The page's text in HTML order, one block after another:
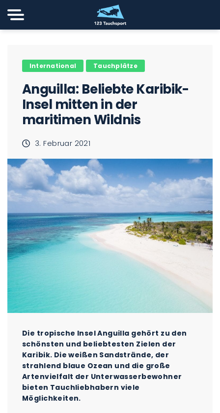
International Tauchplätze
Anguilla: Beliebte Karibik-
Insel mitten in der
maritimen Wildnis
3. Februar 2021
Die tropische Insel Anguilla gehört zu den
schönsten und beliebtesten Zielen der
Karibik. Die weißen Sandstrände, der
strahlend blaue Ozean und die große
Artenvielfalt der Unterwasserbewohner
bieten Tauchliebhabern viele
Möglichkeiten.